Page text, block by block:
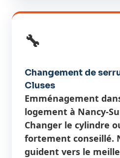
🔧
Changement de
Cluses
Emménagement
logement à Nancy-
Changer le cylindre
fortement conseillé.
guident vers le